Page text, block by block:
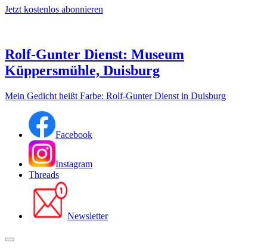
Jetzt kostenlos abonnieren
Rolf-Gunter Dienst: Museum
Küppersmühle, Duisburg
Mein Gedicht heißt Farbe: Rolf-Gunter Dienst in Duisburg
Facebook
Instagram
Threads
Newsletter